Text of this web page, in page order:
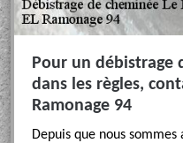
Pour un débistrage
dans les règles,
Ramonage 94
Depuis que nous